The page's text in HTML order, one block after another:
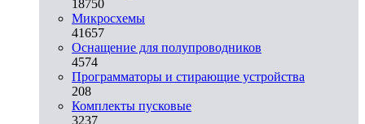
18750
Микросхемы
41657
Оснащение для полупроводников
4574
Программаторы и стирающие устройства
208
Комплекты пусковые
3237